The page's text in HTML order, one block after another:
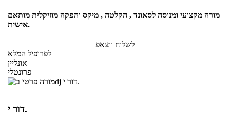
מורה מקצועי ומנוסה לסאונד , הקלטה , מיקס והפקה מוזיקלית מותאם
אישית.
לשלוח ווצאפ
לפרופיל המלא
אונליין
פרונטלי
דור י.